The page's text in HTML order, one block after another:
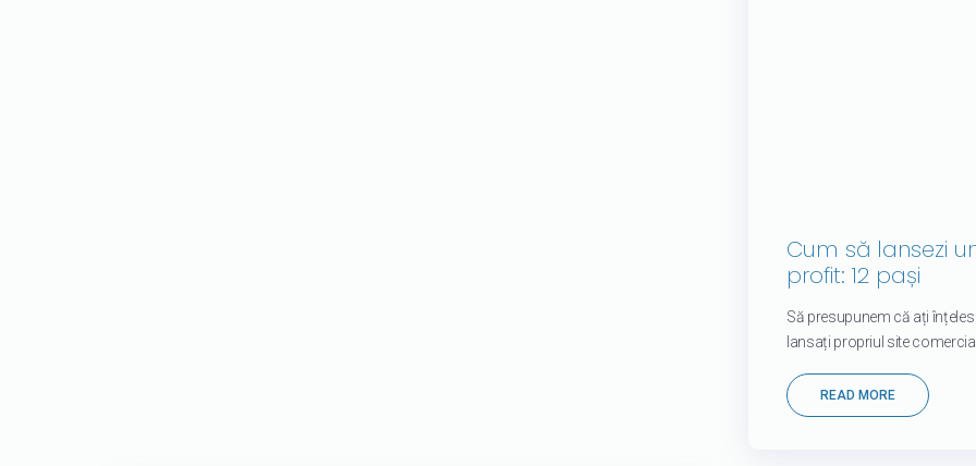
Cum să lansezi
profit: 12 pași
Să presupunem că ați
lansați propriul site
READ MORE